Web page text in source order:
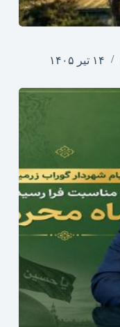
۱۴ تیر ۱۴۰۵